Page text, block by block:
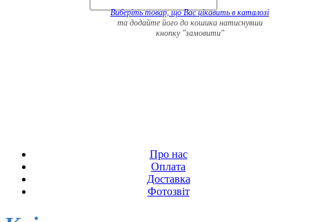
Виберіть товар, що Вас цікавить в каталозі
та додайте його до кошика натиснувши
кнопку "замовити"
Про нас
Оплата
Доставка
Фотозвіт